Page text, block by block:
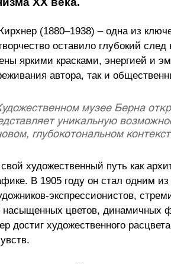
(1880–1938) – одна из
оставило глубокий
яркими красками, энергией и
автора, так и
музее Берна
уникальную
глубокотональном
художественный путь как
В 1905 году он стал одним
экспрессионистов,
насыщенных цветов,
достиг художественного